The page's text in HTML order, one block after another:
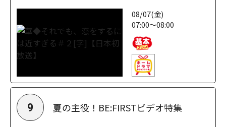
08/07(金)
07:00～08:00
9 夏の主役！BE:FIRSTビデオ特集